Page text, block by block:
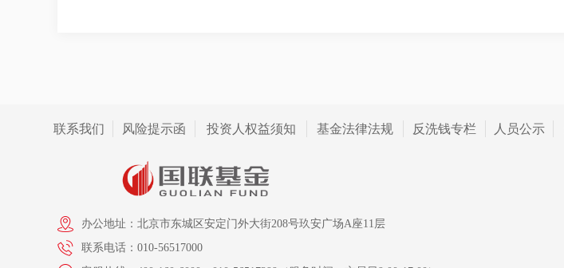
联系我们 风险提示函 投资人权益须知 基金法律法规 反洗钱专栏 人员公示
办公地址：北京市东城区安定门外大街208号玖安广场A座11层
联系电话：010-56517000